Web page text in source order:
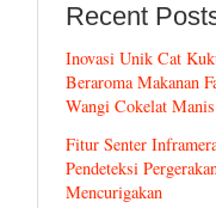
Recent
Inovasi Unik Cat
Beraroma Makanan
Wangi Cokelat Manis
Fitur Senter
Pendeteksi
Mencurigakan